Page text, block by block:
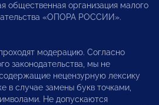
организация малого
«ОПОРА РОССИИ».
модерацию. Согласно
законодательства, мы не
нецензурную лексику
в случае замены букв точками,
Не допускаются